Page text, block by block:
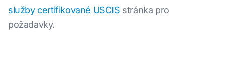
služby certifikované USCIS stránka pro
požadavky.